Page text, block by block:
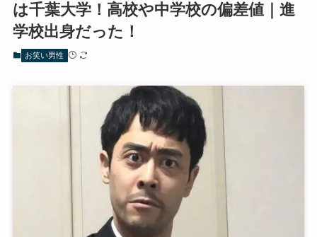
は千葉大学！高校や中学校の偏差値｜進
学校出身だった！
お笑い男性